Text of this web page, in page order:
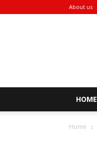
About us
HOME
Home